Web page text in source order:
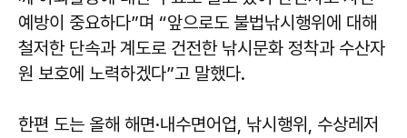
예방이 중요하다”며 “앞으로도 불법낚시행위에 대해
철저한 단속과 계도로 건전한 낚시문화 정착과 수산자
원 보호에 노력하겠다”고 말했다.
한편 도는 올해 해면·내수면어업, 낚시행위, 수상레저